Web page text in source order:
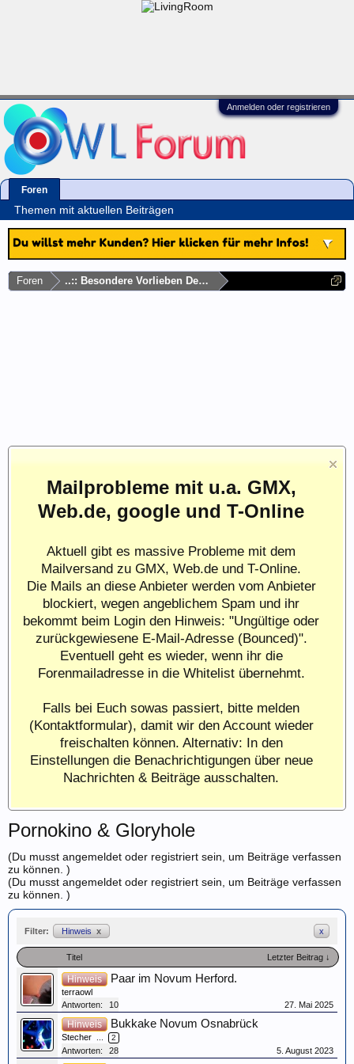
Anmelden oder registrieren
Foren ..:: Besondere Vorlieben Deutschlandweit ::..
Mailprobleme mit u.a. GMX,
Web.de, google und T-Online
Aktuell gibt es massive Probleme mit dem
Mailversand zu GMX, Web.de und T-Online.
Die Mails an diese Anbieter werden vom Anbieter
blockiert, wegen angeblichem Spam und ihr
bekommt beim Login den Hinweis: "Ungültige oder
zurückgewiesene E-Mail-Adresse (Bounced)".
Eventuell geht es wieder, wenn ihr die
Forenmailadresse in die Whitelist übernehmt.
Falls bei Euch sowas passiert, bitte melden
(Kontaktformular), damit wir den Account wieder
freischalten können. Alternativ: In den
Einstellungen die Benachrichtigungen über neue
Nachrichten & Beiträge ausschalten.
Pornokino & Gloryhole
(Du musst angemeldet oder registriert sein, um Beiträge verfassen
zu können. )
(Du musst angemeldet oder registriert sein, um Beiträge verfassen
zu können. )
Filter: Hinweis x x
Titel Letzter Beitrag ↓
Hinweis Paar im Novum Herford.
terraowl
Antworten:
10 27. Mai 2025
Hinweis Bukkake Novum Osnabrück
Stecher ... 2
Antworten: 28 5. August 2023
Foren
Themen mit aktuellen Beiträgen